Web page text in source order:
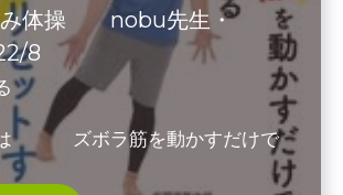
み体操 nobu先生・
8
は ズボラ筋を動かすだけで